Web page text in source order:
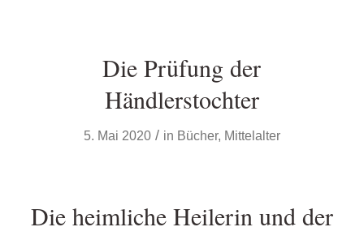
Die Prüfung der
Händlerstochter
5. Mai 2020 / in Bücher, Mittelalter
Die heimliche Heilerin und der